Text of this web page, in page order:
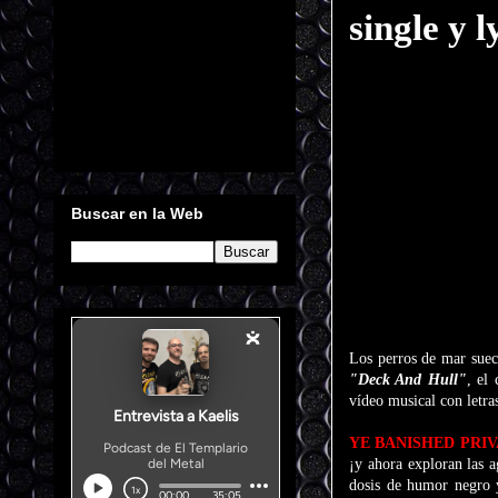
single y
Los perros de mar
"Deck And Hull", el
vídeo musical con
YE BANISHED
¡y ahora exploran las
dosis de humor negro
Buscar en la Web